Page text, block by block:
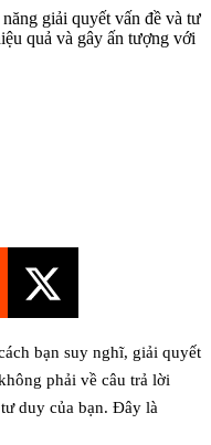
giải quyết vấn đề và tư
quả và gây ấn tượng với
bạn suy nghĩ, giải quyết
phải về câu trả lời
duy của bạn. Đây là